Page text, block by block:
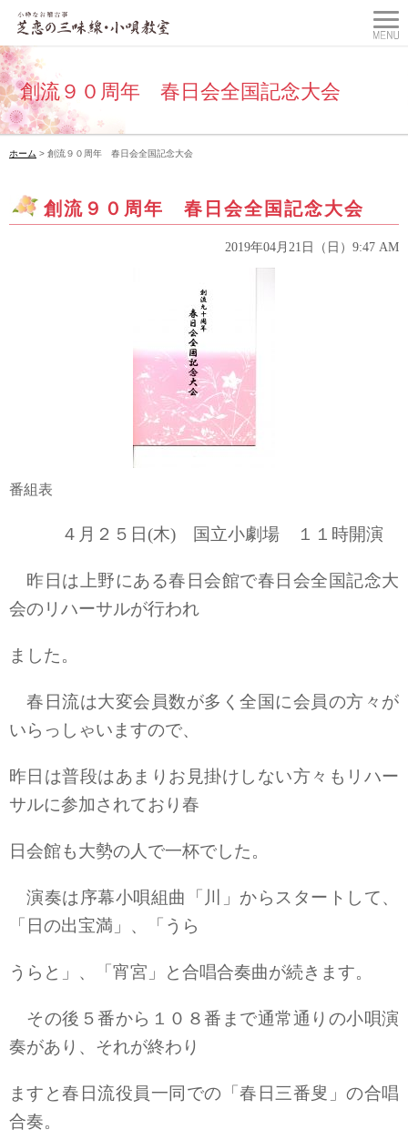
創流９０周年 春日会全国記念大会
ホーム > 創流９０周年 春日会全国記念大会
創流９０周年 春日会全国記念大会
2019年04月21日（日）9:47 AM
番組表
４月２５日(木) 国立小劇場 １１時開演
昨日は上野にある春日会館で春日会全国記念大
会のリハーサルが行われ
ました。
春日流は大変会員数が多く全国に会員の方々が
いらっしゃいますので、
昨日は普段はあまりお見掛けしない方々もリハー
サルに参加されており春
日会館も大勢の人で一杯でした。
演奏は序幕小唄組曲「川」からスタートして、
「日の出宝満」、「うら
うらと」、「宵宮」と合唱合奏曲が続きます。
その後５番から１０８番まで通常通りの小唄演
奏があり、それが終わり
ますと春日流役員一同での「春日三番叟」の合唱
合奏。